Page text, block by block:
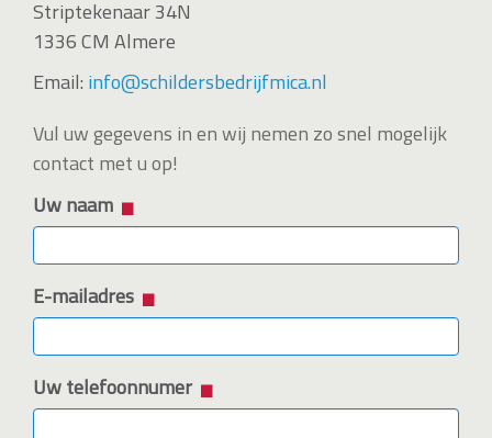
Striptekenaar 34N
1336 CM Almere
Email: info@schildersbedrijfmica.nl
Vul uw gegevens in en wij nemen zo snel mogelijk
contact met u op!
Uw naam
E-mailadres
Uw telefoonnumer